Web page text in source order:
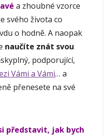
a zhoubné vzorce
svého života co
o hodně. A naopak
naučíte znát svou
podporující,
Vámi a Vámi… a
přenesete na své
představit, jak bych